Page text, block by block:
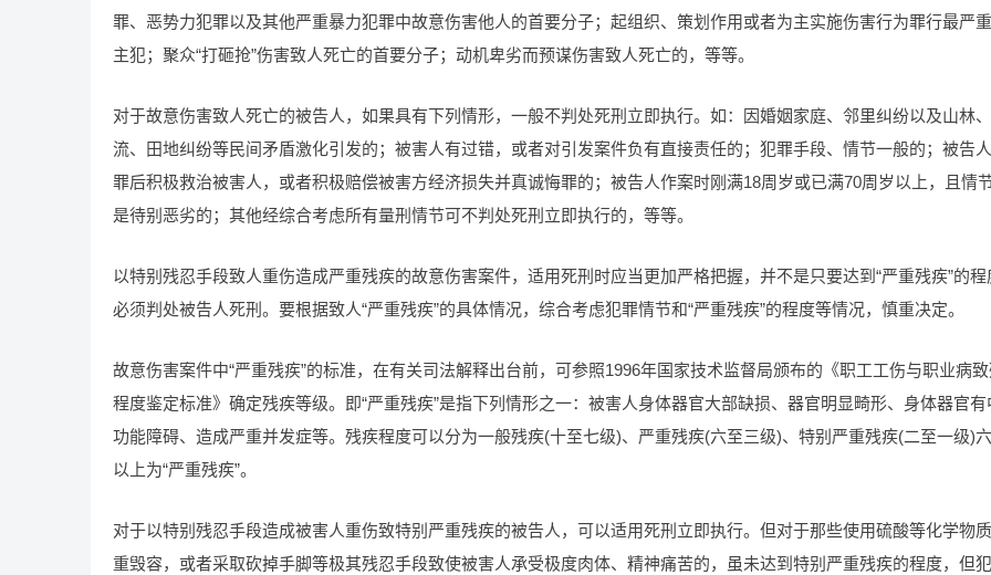
罪、恶势力犯罪以及其他严重暴力犯罪中故意伤害他人的首要分子；起组织、策划作用或者为主实施伤害行为罪行最严
主犯；聚众“打砸抢”伤害致人死亡的首要分子；动机卑劣而预谋伤害致人死亡的，等等。
对于故意伤害致人死亡的被告人，如果具有下列情形，一般不判处死刑立即执行。如：因婚姻家庭、邻里纠纷以及山林
流、田地纠纷等民间矛盾激化引发的；被害人有过错，或者对引发案件负有直接责任的；犯罪手段、情节一般的；被告
罪后积极救治被害人，或者积极赔偿被害方经济损失并真诚悔罪的；被告人作案时刚满18周岁或已满70周岁以上，且情
是待别恶劣的；其他经综合考虑所有量刑情节可不判处死刑立即执行的，等等。
以特别残忍手段致人重伤造成严重残疾的故意伤害案件，适用死刑时应当更加严格把握，并不是只要达到“严重残疾”的程
必须判处被告人死刑。要根据致人“严重残疾”的具体情况，综合考虑犯罪情节和“严重残疾”的程度等情况，慎重决定。
故意伤害案件中“严重残疾”的标准，在有关司法解释出台前，可参照1996年国家技术监督局颁布的《职工工伤与职业病
程度鉴定标准》确定残疾等级。即“严重残疾”是指下列情形之一：被害人身体器官大部缺损、器官明显畸形、身体器官有
功能障碍、造成严重并发症等。残疾程度可以分为一般残疾(十至七级)、严重残疾(六至三级)、特别严重残疾(二至一级)
以上为“严重残疾”。
对于以特别残忍手段造成被害人重伤致特别严重残疾的被告人，可以适用死刑立即执行。但对于那些使用硫酸等化学物
重毁容，或者采取砍掉手脚等极其残忍手段致使被害人承受极度肉体、精神痛苦的，虽未达到特别严重残疾的程度，但